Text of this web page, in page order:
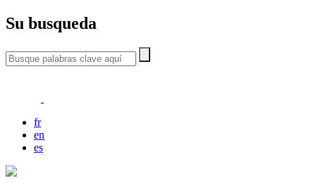
Su busqueda
fr
en
es